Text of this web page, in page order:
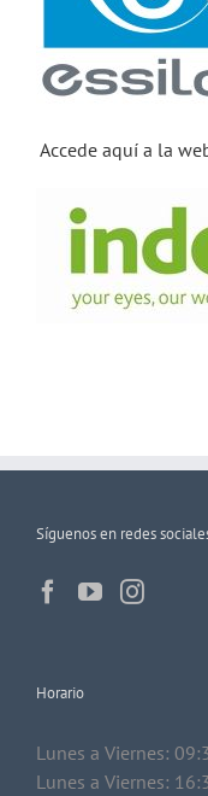
Accede aquí a la
Síguenos en redes
Horario
Lunes a Viernes:
Lunes a Viernes: